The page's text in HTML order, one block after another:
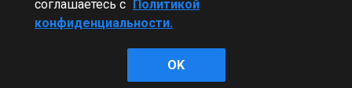
Стиль
соглашаетесь с Политикой
конфиденциальности.
OK